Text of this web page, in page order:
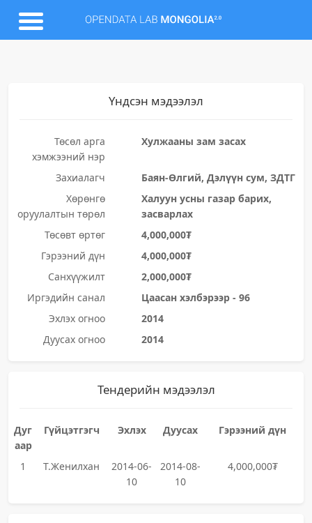
Үндсэн мэдээлэл
Төсөл арга
хэмжээний нэр
Хулжааны зам засах
Захиалагч
Баян-Өлгий, Дэлүүн сум, ЗДТГ
Хөрөнгө
оруулалтын төрөл
Халуун усны газар барих,
засварлах
Төсөвт өртөг
4,000,000₮
Гэрээний дүн
4,000,000₮
Санхүүжилт
2,000,000₮
Иргэдийн санал
Цаасан хэлбэрээр - 96
Эхлэх огноо
2014
Дуусах огноо
2014
Тендерийн мэдээлэл
Дуг
аар
Гүйцэтгэгч Эхлэх Дуусах Гэрээний дүн
1 Т.Женилхан
2014-06-
10
2014-08-
10
4,000,000₮